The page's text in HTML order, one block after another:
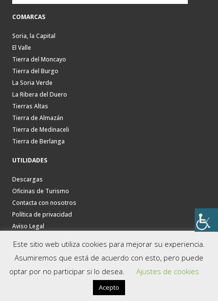
COMARCAS
Soria, la Capital
El Valle
Tierra del Moncayo
Tierra del Burgo
La Soria Verde
La Ribera del Duero
Tierras Altas
Tierra de Almazán
Tierra de Medinaceli
Tierra de Berlanga
UTILIDADES
Descargas
Oficinas de Turismo
Contacta con nosotros
Política de privacidad
Aviso Legal
Este sitio web utiliza cookies para mejorar su experiencia.
Asumiremos que está de acuerdo con esto, pero puede
optar por no participar si lo desea.
Ajustes de cookies
Acepto